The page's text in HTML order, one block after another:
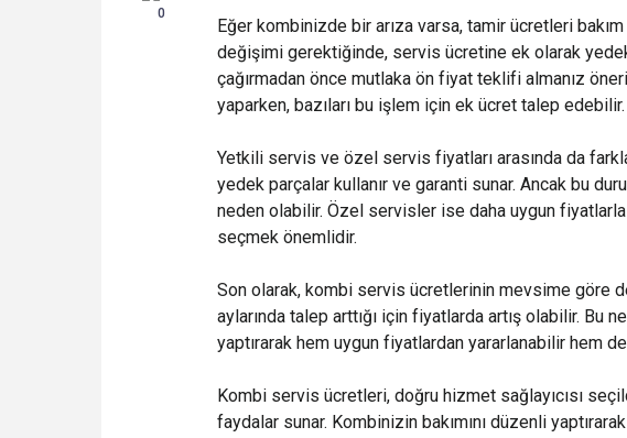
0
Eğer kombinizde bir arıza varsa, tamir ücretleri
değişimi gerektiğinde, servis ücretine ek olarak
çağırmadan önce mutlaka ön fiyat teklifi almanız
yaparken, bazıları bu işlem için ek ücret talep edebilir.
Yetkili servis ve özel servis fiyatları arasında da
yedek parçalar kullanır ve garanti sunar. Ancak bu
neden olabilir. Özel servisler ise daha uygun
seçmek önemlidir.
Son olarak, kombi servis ücretlerinin mevsime göre
aylarında talep arttığı için fiyatlarda artış olabilir. Bu
yaptırarak hem uygun fiyatlardan yararlanabilir hem
Kombi servis ücretleri, doğru hizmet sağlayıcısı
faydalar sunar. Kombinizin bakımını düzenli